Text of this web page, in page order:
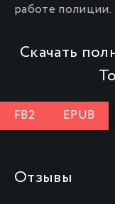
работе полиции.
Скачать
FB2 EPUB
Отзывы